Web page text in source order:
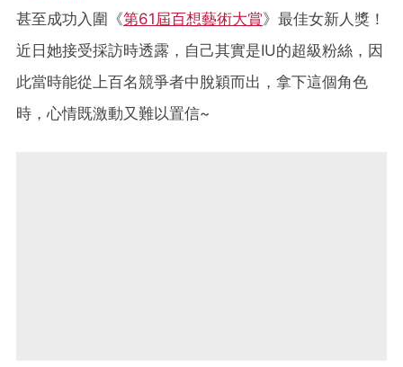
甚至成功入圍《第61屆百想藝術大賞》最佳女新人獎！
近日她接受採訪時透露，自己其實是IU的超級粉絲，因
此當時能從上百名競爭者中脫穎而出，拿下這個角色
時，心情既激動又難以置信~